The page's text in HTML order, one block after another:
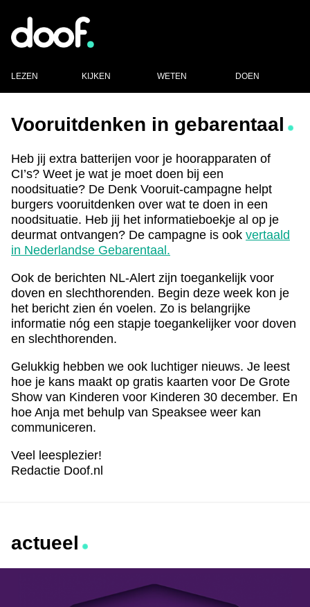
LEZEN KIJKEN WETEN DOEN
Vooruitdenken in gebarentaal
Heb jij extra batterijen voor je hoorapparaten of
CI’s? Weet je wat je moet doen bij een
noodsituatie? De Denk Vooruit-campagne helpt
burgers vooruitdenken over wat te doen in een
noodsituatie. Heb jij het informatieboekje al op je
deurmat ontvangen? De campagne is ook vertaald
in Nederlandse Gebarentaal.
Ook de berichten NL-Alert zijn toegankelijk voor
doven en slechthorenden. Begin deze week kon je
het bericht zien én voelen. Zo is belangrijke
informatie nóg een stapje toegankelijker voor doven
en slechthorenden.
Gelukkig hebben we ook luchtiger nieuws. Je leest
hoe je kans maakt op gratis kaarten voor De Grote
Show van Kinderen voor Kinderen 30 december. En
hoe Anja met behulp van Speaksee weer kan
communiceren.
Veel leesplezier!
Redactie Doof.nl
actueel